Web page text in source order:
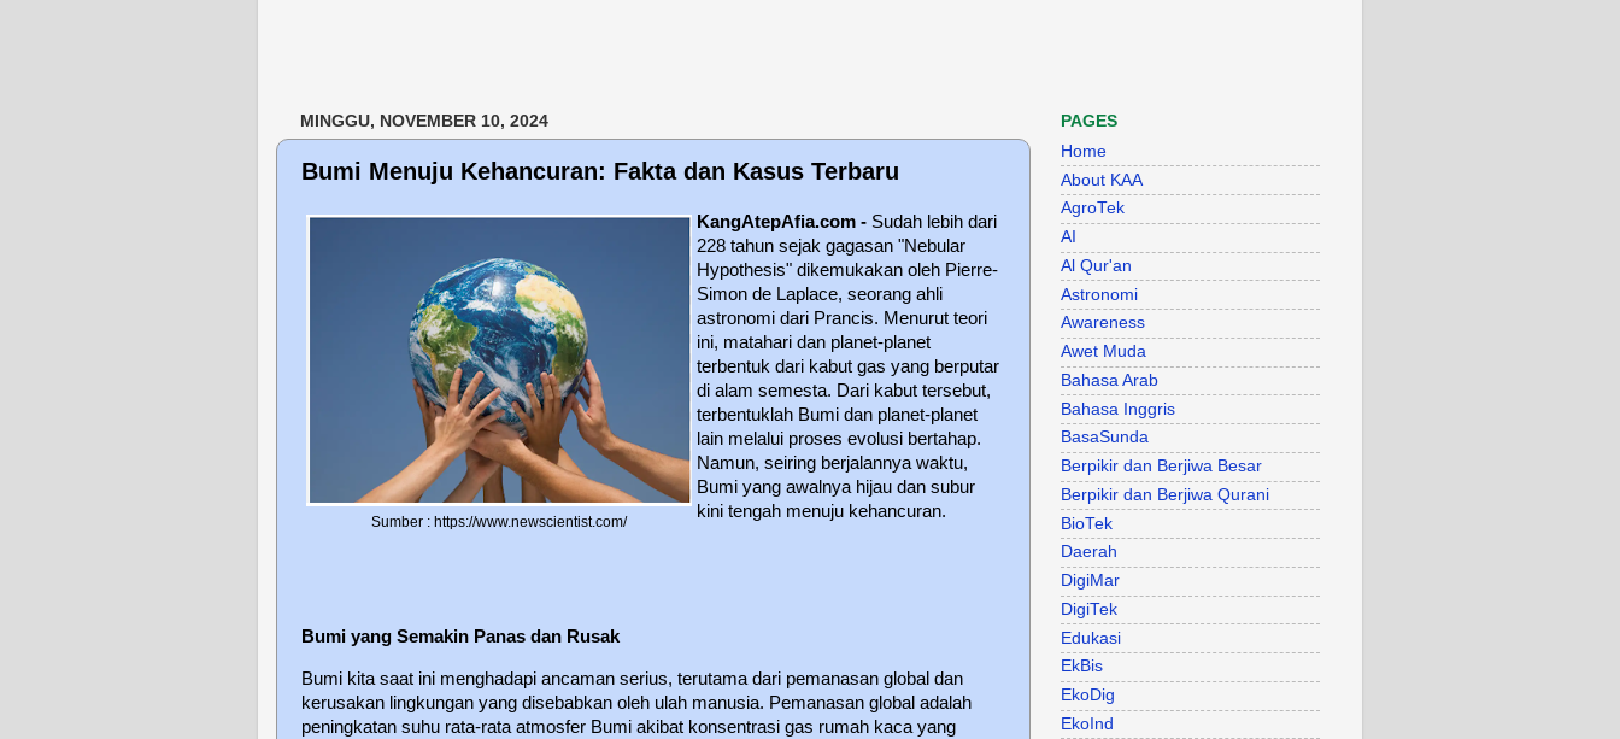
MINGGU, NOVEMBER 10, 2024
Bumi Menuju Kehancuran: Fakta dan Kasus Terbaru
Sumber : https://www.newscientist.com/
KangAtepAfia.com - Sudah lebih dari
228 tahun sejak gagasan "Nebular
Hypothesis" dikemukakan oleh Pierre-
Simon de Laplace, seorang ahli
astronomi dari Prancis. Menurut teori
ini, matahari dan planet-planet
terbentuk dari kabut gas yang berputar
di alam semesta. Dari kabut tersebut,
terbentuklah Bumi dan planet-planet
lain melalui proses evolusi bertahap.
Namun, seiring berjalannya waktu,
Bumi yang awalnya hijau dan subur
kini tengah menuju kehancuran.
Bumi yang Semakin Panas dan Rusak
Bumi kita saat ini menghadapi ancaman serius, terutama dari pemanasan global dan
kerusakan lingkungan yang disebabkan oleh ulah manusia. Pemanasan global adalah
peningkatan suhu rata-rata atmosfer Bumi akibat konsentrasi gas rumah kaca yang
PAGES
Home
About KAA
AgroTek
AI
Al Qur'an
Astronomi
Awareness
Awet Muda
Bahasa Arab
Bahasa Inggris
BasaSunda
Berpikir dan Berjiwa Besar
Berpikir dan Berjiwa Qurani
BioTek
Daerah
DigiMar
DigiTek
Edukasi
EkBis
EkoDig
EkoInd